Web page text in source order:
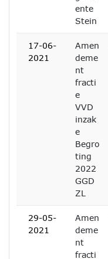
ente
Stein
17-06-
2021
Amen
deme
nt
fracti
e
VVD
inzak
e
Begro
ting
2022
GGD
ZL
29-05-
2021
Amen
deme
nt
fracti